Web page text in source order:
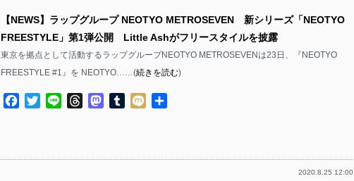
【NEWS】ラップグループ NEOTYO METROSEVEN 新シリーズ「NEOTYO
FREESTYLE」第1弾公開 Little Ashがフリースタイルを披露
東京を拠点として活動するラップグループNEOTYO METROSEVENは23日、『NEOTYO
FREESTYLE #1』を NEOTYO……(続きを読む)
Facebook
TwitterLine ThreadsMastodon
TumblrMixi
2020.8.25 12:00